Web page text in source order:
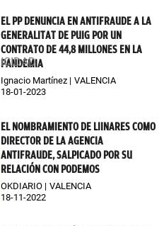
EL PP DENUNCIA EN ANTIFRAUDE A LA
GENERALITAT DE PUIG POR UN
CONTRATO DE 44,8 MILLONES EN LA
PANDEMIA
Ignacio Martínez
VALENCIA
18-01-2023
EL NOMBRAMIENTO DE LIINARES COMO
DIRECTOR DE LA AGENCIA
ANTIFRAUDE, SALPICADO POR SU
RELACIÓN CON PODEMOS
OKDIARIO
VALENCIA
18-11-2022